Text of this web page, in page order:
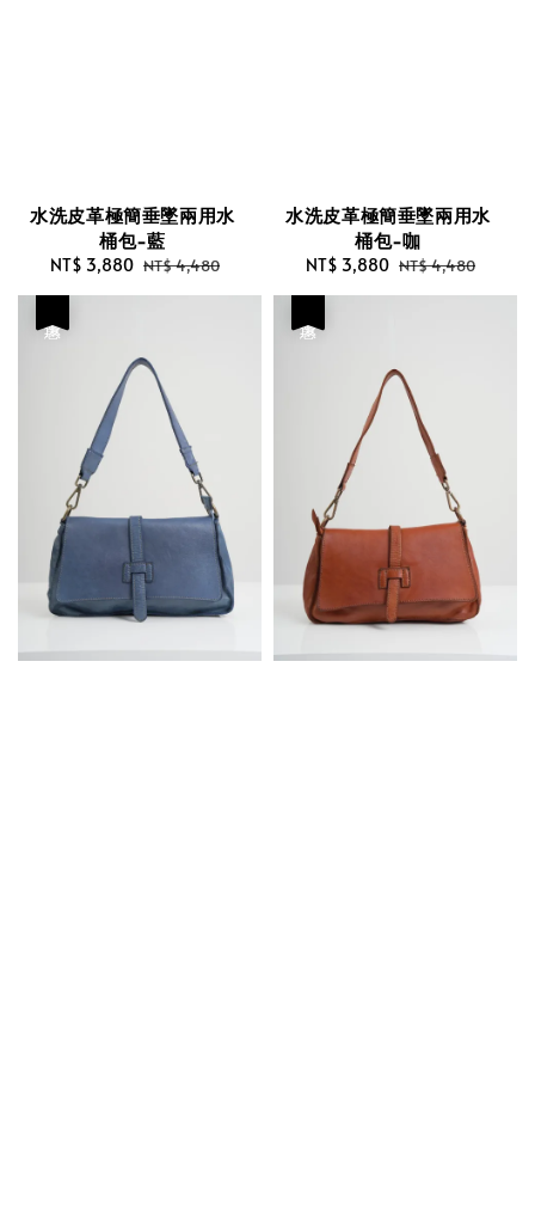
水洗皮革極簡垂墜兩用水
桶包-藍
Sale
price
NT$ 3,880 Regular
price
NT$ 4,480
水洗皮革極簡垂墜兩用水
桶包-咖
Sale
price
NT$ 3,880 Regular
price
NT$ 4,480